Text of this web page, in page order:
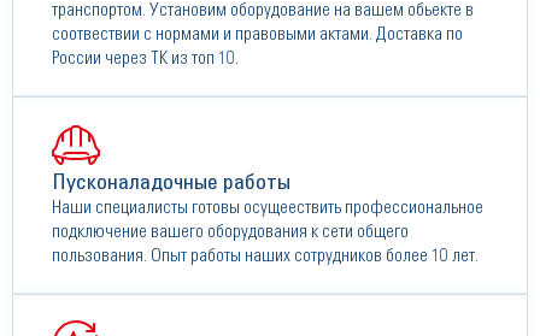
транспортом. Установим оборудование на вашем обьекте в
соотвествии с нормами и правовыми актами. Доставка по
России через ТК из топ 10.
Пусконаладочные работы
Наши специалисты готовы осущеествить профессиональное
подключение вашего оборудования к сети общего
пользования. Опыт работы наших сотрудников более 10 лет.